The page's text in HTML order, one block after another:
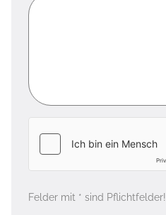
Felder mit * sind Pflichtfelder!